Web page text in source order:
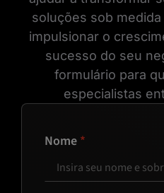
soluções sob
impulsionar o
sucesso do seu
formulário para
especialistas
Nome